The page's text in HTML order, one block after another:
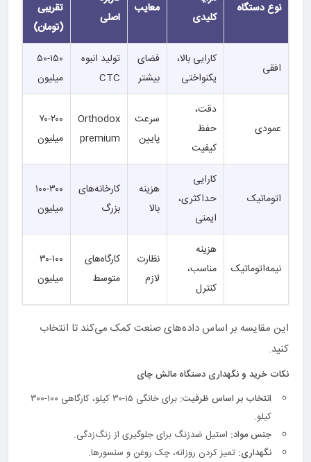
نوع دستگاه
کلیدی
معایب
اصلی
تقریبی
(تومان)
افقی
کارایی بالا،
یکنواختی
فضای
بیشتر
تولید انبوه
CTC
۵۰-۱۵۰
میلیون
عمودی
دقت،
حفظ
کیفیت
سرعت
پایین
Orthodox
premium
۷۰-۲۰۰
میلیون
اتوماتیک
کارایی
حداکثری،
ایمنی
هزینه
بالا
کارخانه‌های
بزرگ
۱۰۰-۳۰۰
میلیون
نیمه‌اتوماتیک
هزینه
مناسب،
کنترل
نظارت
لازم
کارگاه‌های
متوسط
۳۰-۱۰۰
میلیون
این مقایسه بر اساس داده‌های صنعت کمک می‌کند تا انتخاب
کنید.
نکات خرید و نگهداری دستگاه مالش چای
انتخاب بر اساس ظرفیت:
برای خانگی ۱۵-۳۰ کیلو، کارگاهی ۱۰۰-۳۰۰
کیلو.
جنس مواد: استیل ضدزنگ برای جلوگیری از زنگ‌زدگی.
نگهداری: تمیز کردن روزانه، چک روغن و سنسورها.